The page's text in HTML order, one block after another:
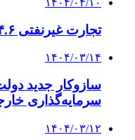
۱۴۰۴/۰۴/۱۰
تجارت غیرنفتی ۲۴.۶ میلیارد دلار شد
۱۴۰۴/۰۳/۱۴
سازوکار جدید
سرمایه‌گذاری
۱۴۰۴/۰۳/۱۲